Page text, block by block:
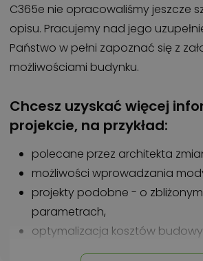
C365e nie opracowaliśmy jeszcze
opisu. Pracujemy nad jego
Państwo w pełni zapoznać się z
możliwościami budynku.
Chcesz uzyskać więcej
projekcie, na przykład:
polecane przez architekta
możliwości wprowadzania
projekty podobne - o zbliżonym
parametrach,
optymalizacja kosztów
tego projektu,